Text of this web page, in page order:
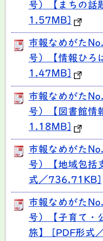
号）【まちの話
1.57MB]
市報なめがた
号）【情報ひろ
1.47MB]
市報なめがた
号）【図書館情
1.18MB]
市報なめがた
号）【地域包括
式／736.71KB]
市報なめがた
号）【子育て・
旅】 [PDF形式